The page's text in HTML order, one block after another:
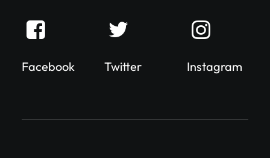
Facebook Twitter Instagram